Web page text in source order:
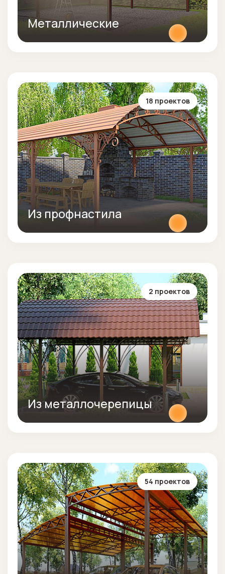
Металлические
18 проектов
Из профнастила
2 проектов
Из металлочерепицы
54 проектов